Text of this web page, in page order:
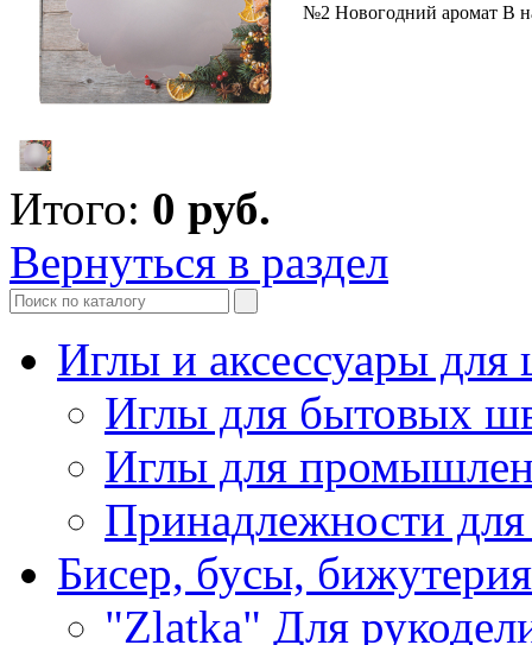
№2 Новогодний аромат В
Итого: 0 руб.
Вернуться в раздел
Иглы и аксессуары
Иглы для бытовых
Иглы для
Принадлежности
Бисер, бусы, бижутерия
"Zlatka" Для